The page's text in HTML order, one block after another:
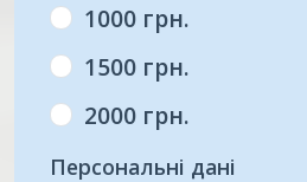
1000 грн.
1500 грн.
2000 грн.
Персональні дані